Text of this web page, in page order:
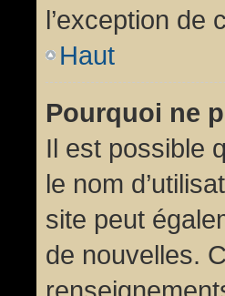
l’exception de
Haut
Pourquoi ne
Il est possible
le nom
site peut
de nouvelles.